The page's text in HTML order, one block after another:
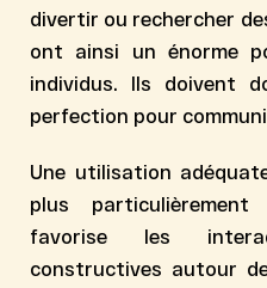
divertir ou rechercher
ont ainsi un énorme
individus. Ils doivent
perfection pour
Une utilisation
plus
favorise les
constructives autour